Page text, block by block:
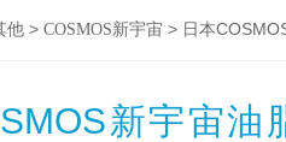
他> COSMOS新宇宙> 日本
新宇宙油